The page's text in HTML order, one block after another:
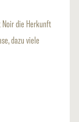
Noir die Herkunft
dazu viele